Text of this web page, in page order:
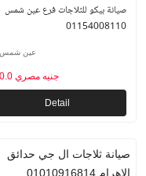
صيانة بيكو للثلاجات فرع عين شمس
01154008110
عين شمس
120.0 جنيه مصري
Detail